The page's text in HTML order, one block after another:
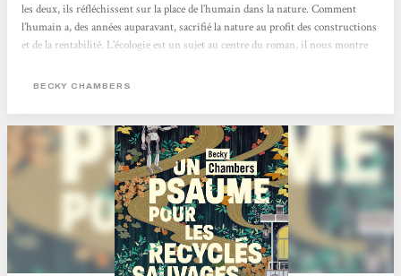
les deux, ils réfléchissent sur la place de l’humain dans la nature. Comment
l’humain a, des années auparavant, sacrifié la nature au profit des constructions
et de la rentabilité. L’écologie est un sujet au centre du roman, il nous montre
ils la respectent et vivent en harmonie avec elle.Un autre point qui revient dans
besoin d’objectifs, d’un but pour...
BECKY CHAMBERS